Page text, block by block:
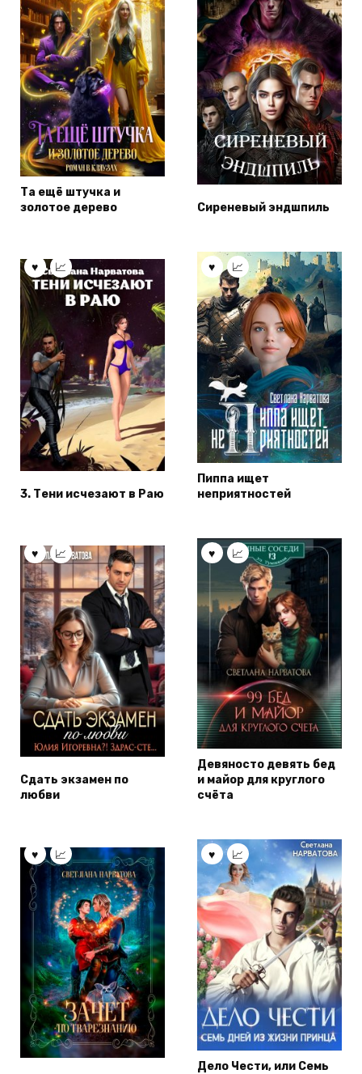
Та ещё штучка и
золотое дерево
Сиреневый эндшпиль
3. Тени исчезают в Раю
Пиппа ищет
неприятностей
Сдать экзамен по
любви
Девяносто девять бед
и майор для круглого
счёта
Дело Чести, или Семь